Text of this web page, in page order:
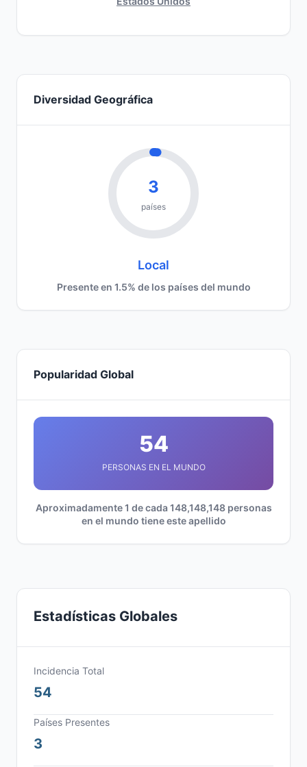
Diversidad Geográfica
3
países
Local
Presente en 1.5% de los países del mundo
Popularidad Global
54
PERSONAS EN EL MUNDO
Aproximadamente 1 de cada 148,148,148 personas
en el mundo tiene este apellido
Estadísticas Globales
Incidencia Total
54
Países Presentes
3